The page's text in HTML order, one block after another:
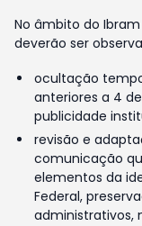
No âmbito do
deverão ser
ocultação
anteriores a 4
publicidade
revisão e
comunicação
elementos da
Federal,
administrativos,